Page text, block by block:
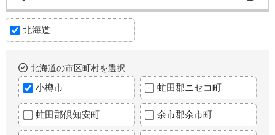
北海道
北海道の市区町村を選択
小樽市 虻田郡ニセコ町
虻田郡倶知安町 余市郡余市町